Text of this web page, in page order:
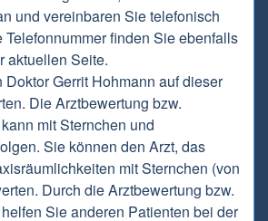
und vereinbaren Sie telefonisch
Telefonnummer finden Sie ebenfalls
aktuellen Seite.
Gerrit Hohmann auf dieser
Die Arztbewertung bzw.
mit Sternchen und
Sie können den Arzt, das
mit Sternchen (von
Durch die Arztbewertung bzw.
Sie anderen Patienten bei der